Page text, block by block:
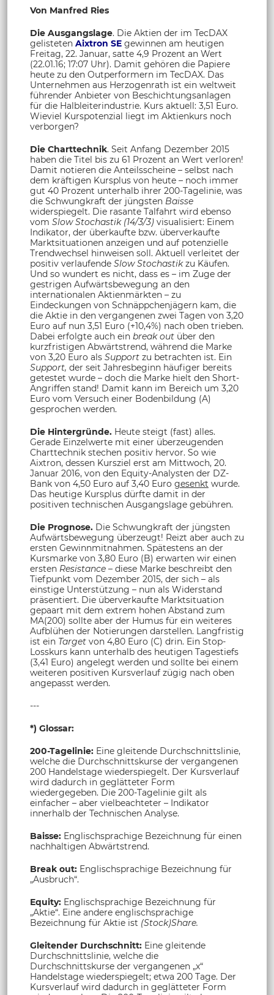
Von Manfred Ries
Die Ausgangslage. Die Aktien der im TecDAX
gelisteten Aixtron SE gewinnen am heutigen
Freitag, 22. Januar, satte 4,9 Prozent an Wert
(22.01.16; 17:07 Uhr). Damit gehören die Papiere
heute zu den Outperformern im TecDAX. Das
Unternehmen aus Herzogenrath ist ein weltweit
führender Anbieter von Beschichtungsanlagen
für die Halbleiterindustrie. Kurs aktuell: 3,51 Euro.
Wieviel Kurspotenzial liegt im Aktienkurs noch
verborgen?
Die Charttechnik. Seit Anfang Dezember 2015
haben die Titel bis zu 61 Prozent an Wert verloren!
Damit notieren die Anteilsscheine – selbst nach
dem kräftigen Kursplus von heute – noch immer
gut 40 Prozent unterhalb ihrer 200-Tagelinie, was
die Schwungkraft der jüngsten Baisse
widerspiegelt. Die rasante Talfahrt wird ebenso
vom Slow Stochastik (14/3/3) visualisiert: Einem
Indikator, der überkaufte bzw. überverkaufte
Marktsituationen anzeigen und auf potenzielle
Trendwechsel hinweisen soll. Aktuell verleitet der
positiv verlaufende Slow Stochastikzu Käufen.
Und so wundert es nicht, dass es – im Zuge der
gestrigen Aufwärtsbewegung an den
internationalen Aktienmärkten – zu
Eindeckungen von Schnäppchenjägern kam, die
die Aktie in den vergangenen zwei Tagen von 3,20
Euro auf nun 3,51 Euro (+10,4%) nach oben trieben.
Dabei erfolgte auch ein break out über den
kurzfristigen Abwärtstrend, während die Marke
von 3,20 Euro als Support zu betrachten ist. Ein
Support, der seit Jahresbeginn häufiger bereits
getestet wurde – doch die Marke hielt den Short-
Angriffen stand! Damit kann im Bereich um 3,20
Euro vom Versuch einer Bodenbildung (A)
gesprochen werden.
Die Hintergründe. Heute steigt (fast) alles.
Gerade Einzelwerte mit einer überzeugenden
Charttechnik stechen positiv hervor. So wie
Aixtron, dessen Kursziel erst am Mittwoch, 20.
Januar 2016, von den Equity-Analysten der DZ-
Bank von 4,50 Euro auf 3,40 Euro gesenkt wurde.
Das heutige Kursplus dürfte damit in der
positiven technischen Ausgangslage gebühren.
Die Prognose. Die Schwungkraft der jüngsten
Aufwärtsbewegung überzeugt! Reizt aber auch zu
ersten Gewinnmitnahmen. Spätestens an der
Kursmarke von 3,80 Euro (B) erwarten wir einen
ersten Resistance – diese Marke beschreibt den
Tiefpunkt vom Dezember 2015, der sich – als
einstige Unterstützung – nun als Widerstand
präsentiert. Die überverkaufte Marktsituation
gepaart mit dem extrem hohen Abstand zum
MA(200) sollte aber der Humus für ein weiteres
Aufblühen der Notierungen darstellen. Langfristig
ist ein Target von 4,80 Euro (C) drin. Ein Stop-
Losskurs kann unterhalb des heutigen Tagestiefs
(3,41 Euro) angelegt werden und sollte bei einem
weiteren positiven Kursverlauf zügig nach oben
angepasst werden.
---
*) Glossar:
200-Tagelinie: Eine gleitende Durchschnittslinie,
welche die Durchschnittskurse der vergangenen
200 Handelstage wiederspiegelt. Der Kursverlauf
wird dadurch in geglätteter Form
wiedergegeben. Die 200-Tagelinie gilt als
einfacher – aber vielbeachteter – Indikator
innerhalb der Technischen Analyse.
Baisse: Englischsprachige Bezeichnung für einen
nachhaltigen Abwärtstrend.
Break out: Englischsprachige Bezeichnung für
„Ausbruch“.
Equity: Englischsprachige Bezeichnung für
„Aktie“. Eine andere englischsprachige
Bezeichnung für Aktie ist (Stock)Share.
Gleitender Durchschnitt: Eine gleitende
Durchschnittslinie, welche die
Durchschnittskurse der vergangenen „x“
Handelstage wiederspiegelt; etwa 200 Tage. Der
Kursverlauf wird dadurch in geglätteter Form